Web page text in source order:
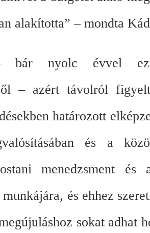
alakította” – mondta
bár nyolc évvel
– azért távolról
határozott
és a
menedzsment és
és ehhez
sokat adhat